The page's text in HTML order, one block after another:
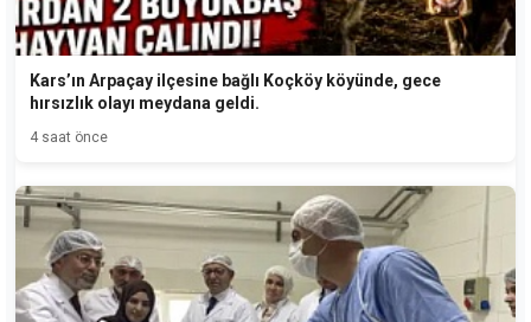
Kars’ın Arpaçay ilçesine bağlı Koçköy köyünde, gece
hırsızlık olayı meydana geldi.
4 saat önce